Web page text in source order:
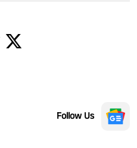
Follow Us